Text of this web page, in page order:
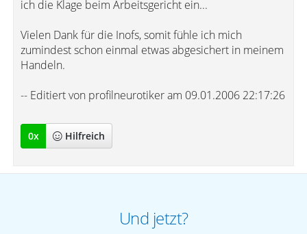
ich die Klage beim Arbeitsgericht ein...
Vielen Dank für die Inofs, somit fühle ich mich
zumindest schon einmal etwas abgesichert in meinem
Handeln.
-- Editiert von profilneurotiker am 09.01.2006 22:17:26
0x Hilfreich
Und jetzt?